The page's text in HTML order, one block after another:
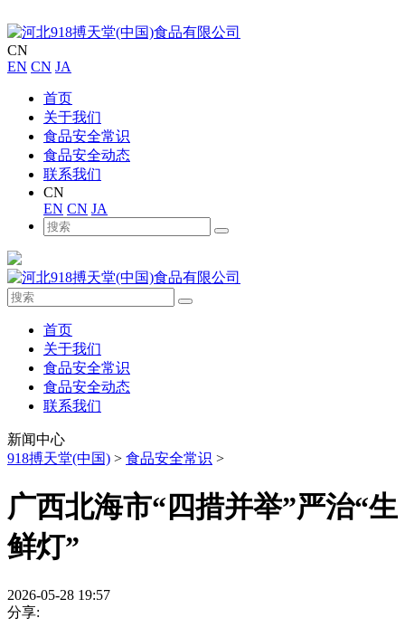
CN
EN CN JA
首页
关于我们
食品安全常识
食品安全动态
联系我们
CN
EN CN JA
首页
关于我们
食品安全常识
食品安全动态
联系我们
新闻中心
918搏天堂(中国) > 食品安全常识 >
广西北海市“四措并举”严治“生
鲜灯”
2026-05-28 19:57
分享: